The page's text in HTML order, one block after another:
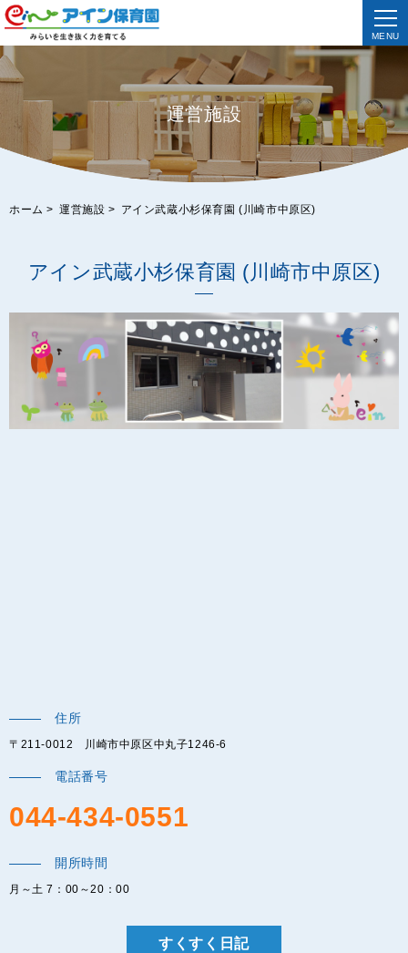
MENU
運営施設
ホーム > 運営施設 > アイン武蔵小杉保育園 (川崎市中原区)
アイン武蔵小杉保育園 (川崎市中原区)
住所
〒211-0012 川崎市中原区中丸子1246-6
電話番号
044-434-0551
開所時間
月～土 7：00～20：00
すくすく日記